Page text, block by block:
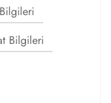
Bilgileri